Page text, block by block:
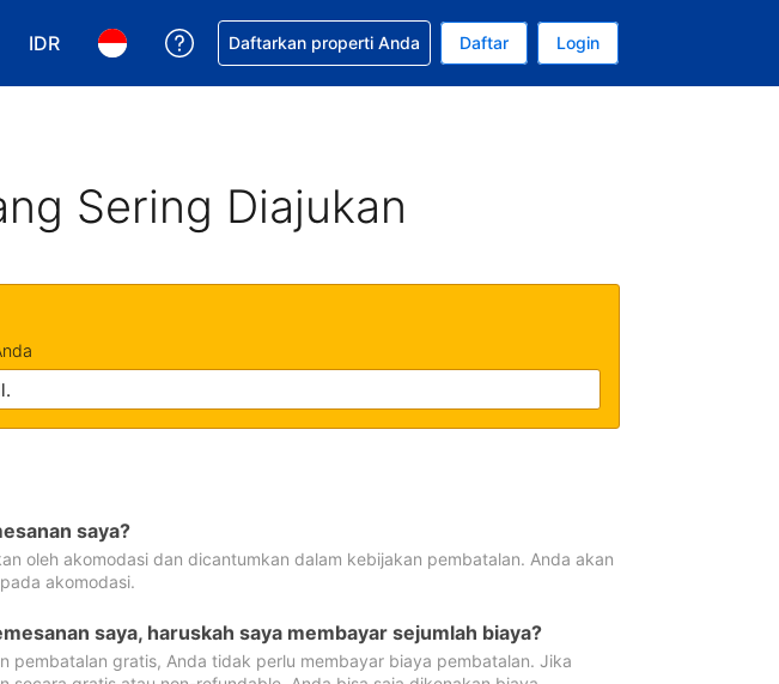
IDR
Pilih mata uang Anda. Mata uang Anda saat ini adalah Rupiah Indonesia
Pilih bahasa Anda. Bahasa Anda saat ini adalah Bahasa Indonesia
Dapatkan bantuan untuk pemesanan Anda
Daftarkan properti Anda Daftar Login
Sering Diajukan
saya?
oleh akomodasi dan dicantumkan dalam kebijakan pembatalan. Anda akan
akomodasi.
saya, haruskah saya membayar sejumlah biaya?
pembatalan gratis, Anda tidak perlu membayar biaya pembatalan. Jika